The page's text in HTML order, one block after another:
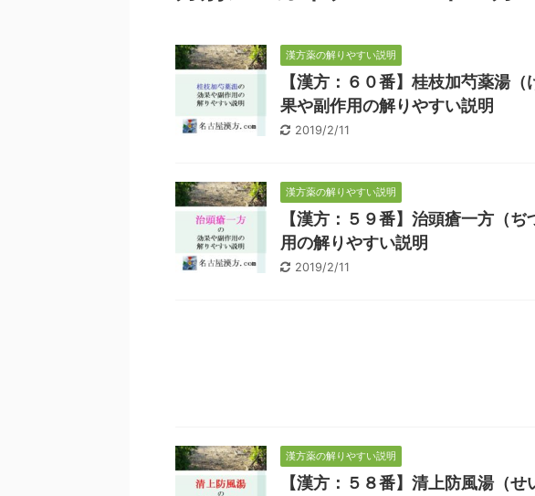
漢方薬の解りやすい説明
【漢方：６０番】桂枝加芍薬湯
果や副作用の解りやすい説明
2019/2/11
漢方薬の解りやすい説明
【漢方：５９番】治頭瘡一方（
用の解りやすい説明
2019/2/11
漢方薬の解りやすい説明
【漢方：５８番】清上防風湯（